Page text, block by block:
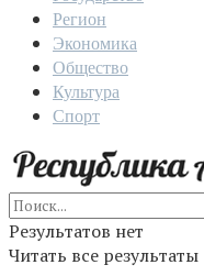
Регион
Экономика
Общество
Культура
Спорт
Результатов нет
Читать все результаты